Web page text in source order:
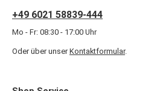
+49 6021 58839-444
Mo - Fr: 08:30 - 17:00 Uhr
Oder über unser Kontaktformular.